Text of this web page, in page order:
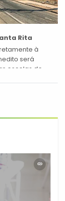
Rita
à
será
escolas do